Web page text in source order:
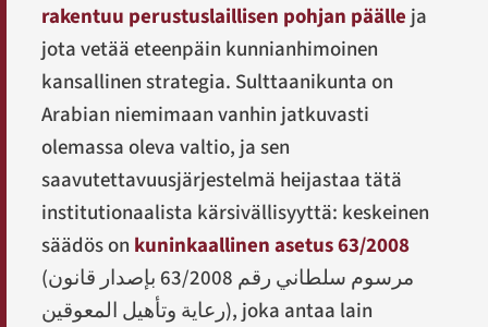
rakentuu perustuslaillisen pohjan päälle ja
jota vetää eteenpäin kunnianhimoinen
kansallinen strategia. Sulttaanikunta on
Arabian niemimaan vanhin jatkuvasti
olemassa oleva valtio, ja sen
saavutettavuusjärjestelmä heijastaa tätä
institutionaalista kärsivällisyyttä: keskeinen
säädös on kuninkaallinen asetus 63/2008
(مرسوم سلطاني رقم 63/2008 بإصدار قانون
رعاية وتأهيل المعوقين), joka antaa lain